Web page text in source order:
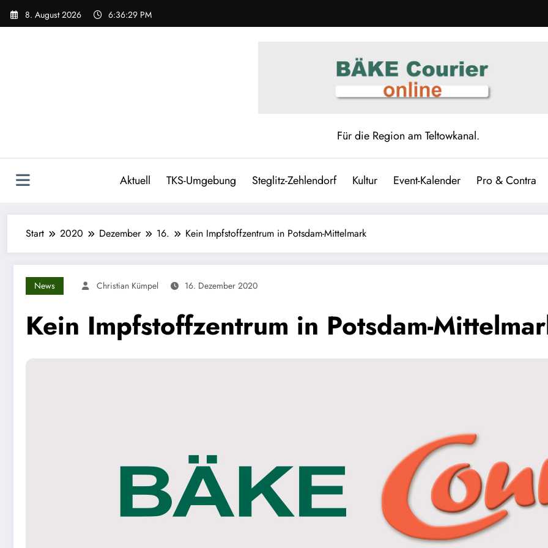
8. August 2026 6:36:30 PM
Für die Region am Teltowkanal.
Aktuell TKS-Umgebung Steglitz-Zehlendorf Kultur Event-Kalender Pro & Contra
Start 2020 Dezember 16. Kein Impfstoffzentrum in Potsdam-Mittelmark
News Christian Kümpel 16. Dezember 2020
Kein Impfstoffzentrum in Potsdam-